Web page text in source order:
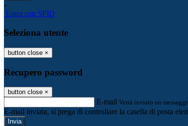
-
Entra con SPID
Seleziona utente
button close ×
Recupero password
button close ×
E-mail Verrà inviato un
E-mail inviata, si prega di controllare la casella di posta